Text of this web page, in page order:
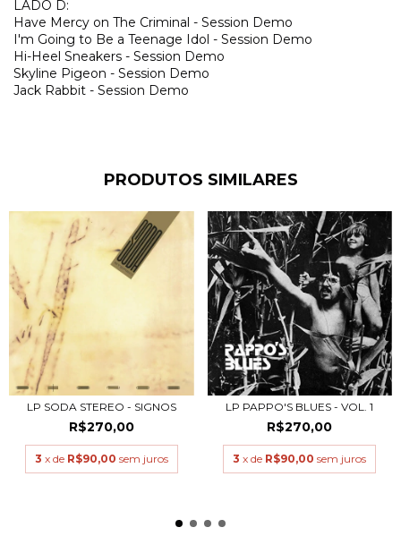
LADO D:
Have Mercy on The Criminal - Session Demo
I'm Going to Be a Teenage Idol - Session Demo
Hi-Heel Sneakers - Session Demo
Skyline Pigeon - Session Demo
Jack Rabbit - Session Demo
PRODUTOS SIMILARES
LP SODA STEREO - SIGNOS
R$270,00
3 x de R$90,00 sem juros
LP PAPPO'S BLUES - VOL. 1
R$270,00
3 x de R$90,00 sem juros